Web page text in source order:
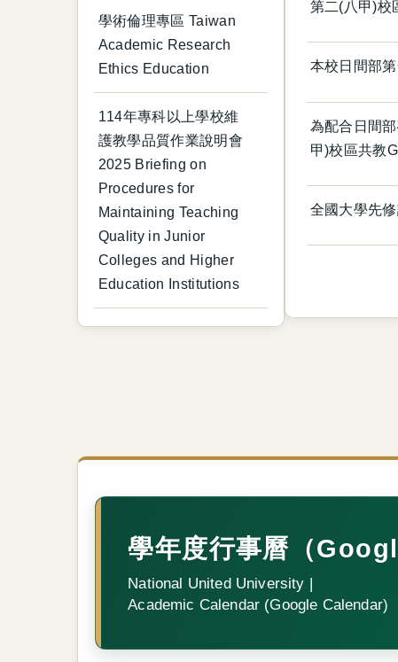
學術倫理專區 Taiwan
Academic Research
Ethics Education
114年專科以上學校維
護教學品質作業說明會
2025 Briefing on
Procedures for
Maintaining Teaching
Quality in Junior
Colleges and Higher
Education Institutions
第二(八甲)校
本校日間部
為配合日間
甲)校區共教
全國大學先
學年度行事曆（
National United University |
Academic Calendar (Google Calendar)